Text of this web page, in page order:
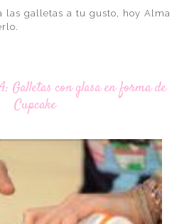
las galletas a tu gusto, hoy Alma
Galletas con glasa en forma de
Cupcake